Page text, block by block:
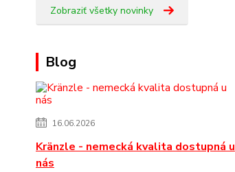
Zobraziť všetky novinky
Blog
16.06.2026
Kränzle - nemecká kvalita dostupná u
nás